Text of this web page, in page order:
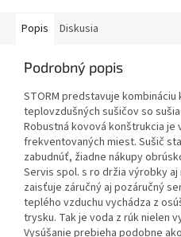
Popis Diskusia
Podrobný popis
STORM predstavuje
teplovzdušných sušičov so
Robustná kovová konštrukcia je
frekventovaných miest. Sušič
zabudnúť, žiadne nákupy
Servis spol. s ro držia výrobky
zaisťuje záručný aj pozáručný
teplého vzduchu vychádza z
trysku. Tak je voda z rúk nielen
Vysúšanie prebieha podobne